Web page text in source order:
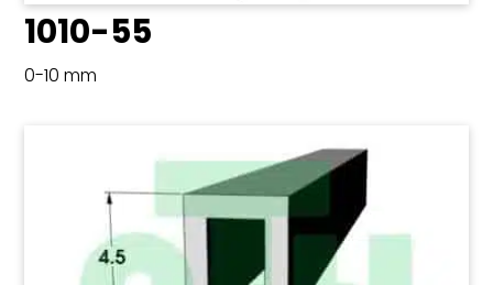
1010-55
0-10 mm